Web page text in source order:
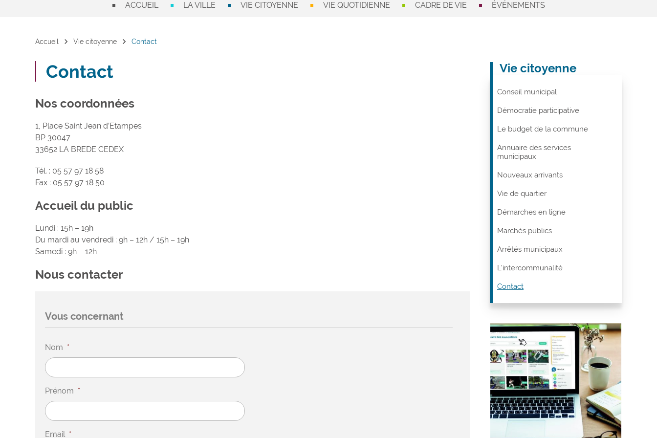
ACCUEIL LA VILLE VIE CITOYENNE VIE QUOTIDIENNE CADRE DE VIE ÉVÉNEMENTS
Accueil chevron_right Vie citoyenne chevron_right Contact
Contact
Nos coordonnées
1, Place Saint Jean d’Etampes
BP 30047
33652 LA BREDE CEDEX
Tél. : 05 57 97 18 58
Fax : 05 57 97 18 50
Accueil du public
Lundi : 15h – 19h
Du mardi au vendredi : 9h – 12h / 15h – 19h
Samedi : 9h – 12h
Nous contacter
Vous concernant
Nom *
Prénom *
Email *
Vie citoyenne
Conseil municipal
Démocratie participative
Le budget de la commune
Annuaire des services
municipaux
Nouveaux arrivants
Vie de quartier
Démarches en ligne
Marchés publics
Arrêtés municipaux
L’intercommunalité
Contact